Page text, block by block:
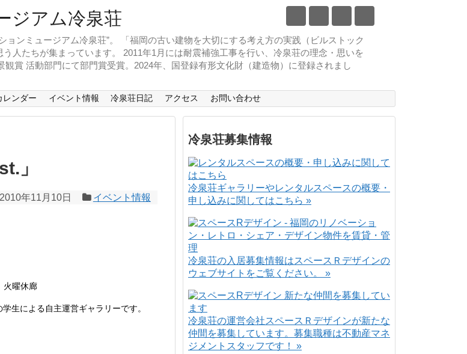
ンミュージアム冷泉荘”。 「福岡の古い建物を大切にする考え方の実践（ビルストック
人たちが集まっています。 2011年1月には耐震補強工事を行い、冷泉荘の理念・思いを
賞 活動部門にて部門賞受賞。2024年、国登録有形文化財（建造物）に登録されまし
レンダー イベント情報 冷泉荘日記 アクセス お問い合わせ
」
2010年11月10日 イベント情報
曜休廊
生による自主運営ギャラリーです。
冷泉荘募集情報
冷泉荘ギャラリーやレンタルスペースの概要・
申し込みに関してはこちら »
冷泉荘の入居募集情報はスペースＲデザインの
ウェブサイトをご覧ください。 »
冷泉荘の運営会社スペースＲデザインが新たな
仲間を募集しています。募集職種は不動産マネ
ジメントスタッフです！ »